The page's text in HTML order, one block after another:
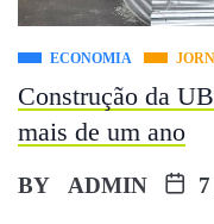
ECONOMIA
Construção da
mais de um ano
BY ADMIN